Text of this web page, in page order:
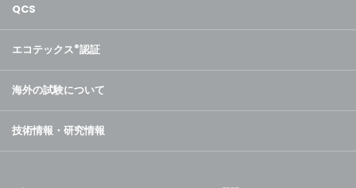
QCS
エコテックス®認証
海外の試験について
技術情報・研究情報